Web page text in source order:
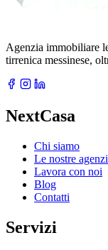
Agenzia immobiliare
tirrenica messinese,
NextCasa
Chi siamo
Le nostre
Lavora con noi
Blog
Contatti
Servizi